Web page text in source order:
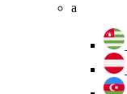
а